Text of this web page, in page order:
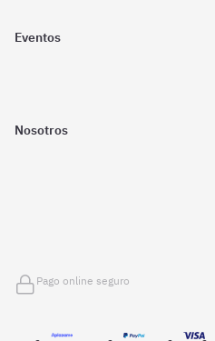
Eventos
Nosotros
Pago online seguro